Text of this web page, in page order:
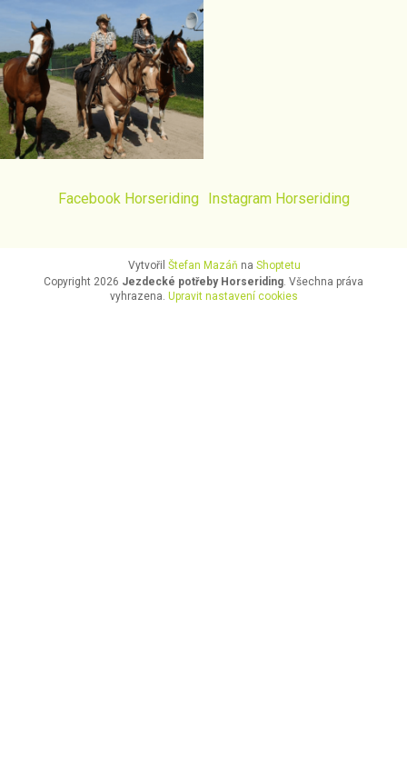
Facebook Horseriding Instagram Horseriding
VytvořilŠtefan Mazáň naShoptetu
Copyright 2026 Jezdecké potřeby Horseriding. Všechna práva
vyhrazena. Upravit nastavení cookies